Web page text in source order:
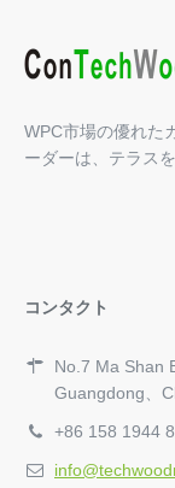
WPC市場の優れた
ーダーは、テラス
コンタクト
No.7 Ma Shan
Guangdong、
+86 158 1944